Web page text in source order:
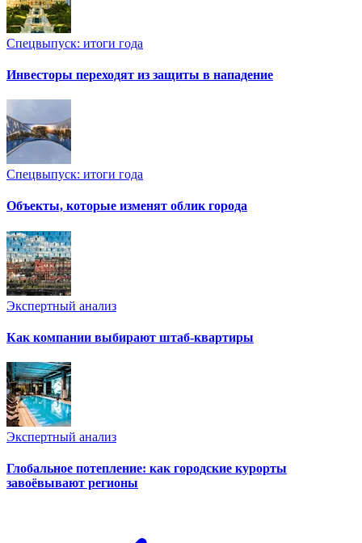
Спецвыпуск: итоги года
Инвесторы переходят из защиты в нападение
Спецвыпуск: итоги года
Объекты, которые изменят облик города
Экспертный анализ
Как компании выбирают штаб-квартиры
Экспертный анализ
Глобальное потепление: как городские курорты
завоёвывают регионы